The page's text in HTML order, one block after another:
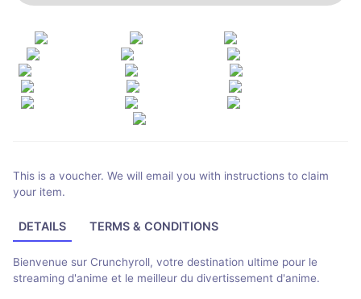
This is a voucher. We will email you with instructions to claim
your item.
DETAILS TERMS & CONDITIONS
Bienvenue sur Crunchyroll, votre destination ultime pour le
streaming d'anime et le meilleur du divertissement d'anime.